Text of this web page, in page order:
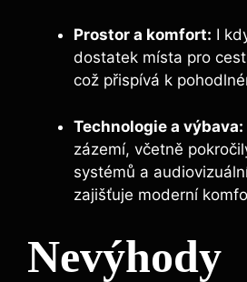
Prostor a komfort: I
dostatek místa pro
což přispívá k
Technologie a výbava:
zázemí, včetně
systémů a
zajišťuje moderní
Nevýhody